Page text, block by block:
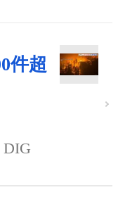
件超
DIG